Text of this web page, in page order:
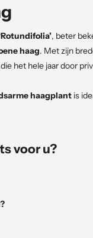
, beter
haag. Met zijn
die het hele jaar door
haagplant is
voor u?